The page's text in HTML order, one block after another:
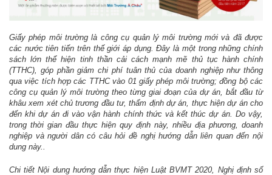
Giấy phép môi trường là công​ cụ quản lý môi trường mới và đã được
các nước tiên tiến trên thế giới áp dụng. Đây là một trong những chính
sách lớn thể hiện tinh thầncải cách mạnh mẽ thủ tục hành chính
(TTHC), góp phần giảm chi phí tuân thủ của doanh nghiệp như thông
qua việc tích hợp các TTHC vào 01 giấy ph​ép môi trường; đồng bộ các
công cụ quản lý môi trường theo từng giai đoạn của dự án, bắt đầu từ
khâu xem xét chủ trương đầu tư, thẩm định dự án, thực hiện dự án cho
đến khi dự án đi vào vận hành chính thức và kết thúc dự án. Do vậy,
trong thời gian đầu thực hiện quy định này, nhiều địa phương, doanh
nghiệp và người dân có câu hỏi đề nghị hướng dẫn liên quan đến nội
dung này..
Chi tiết Nội dung hướng dẫn thực hiện Luật BVMT2020 , Nghị định số